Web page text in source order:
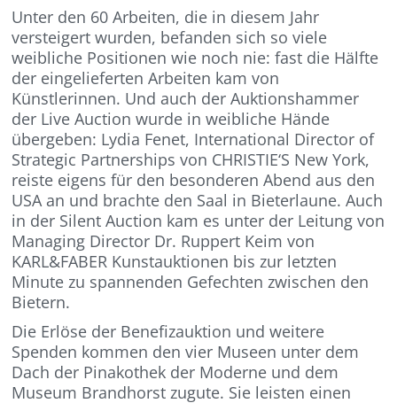
Unter den 60 Arbeiten, die in diesem Jahr
versteigert wurden, befanden sich so viele
weibliche Positionen wie noch nie: fast die Hälfte
der eingelieferten Arbeiten kam von
Künstlerinnen. Und auch der Auktionshammer
der Live Auction wurde in weibliche Hände
übergeben: Lydia Fenet, International Director of
Strategic Partnerships von CHRISTIE‘S New York,
reiste eigens für den besonderen Abend aus den
USA an und brachte den Saal in Bieterlaune. Auch
in der Silent Auction kam es unter der Leitung von
Managing Director Dr. Ruppert Keim von
KARL&FABER Kunstauktionen bis zur letzten
Minute zu spannenden Gefechten zwischen den
Bietern.
Die Erlöse der Benefizauktion und weitere
Spenden kommen den vier Museen unter dem
Dach der Pinakothek der Moderne und dem
Museum Brandhorst zugute. Sie leisten einen